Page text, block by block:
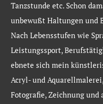
Tanzstunde etc. Schon
unbewußt Haltungen und
Nach Lebensstufen wie
Leistungssport,
ebnete sich mein
Acryl- und
Fotografie, Zeichnung